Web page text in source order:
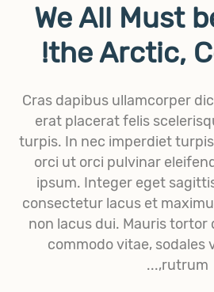
We All Must
the Arctic,
Cras dapibus ullamcorper
erat placerat felis
turpis. In nec imperdiet
orci ut orci pulvinar
ipsum. Integer eget
consectetur lacus et
non lacus dui. Mauris tortor
commodo vitae, sodales
rutrum,...